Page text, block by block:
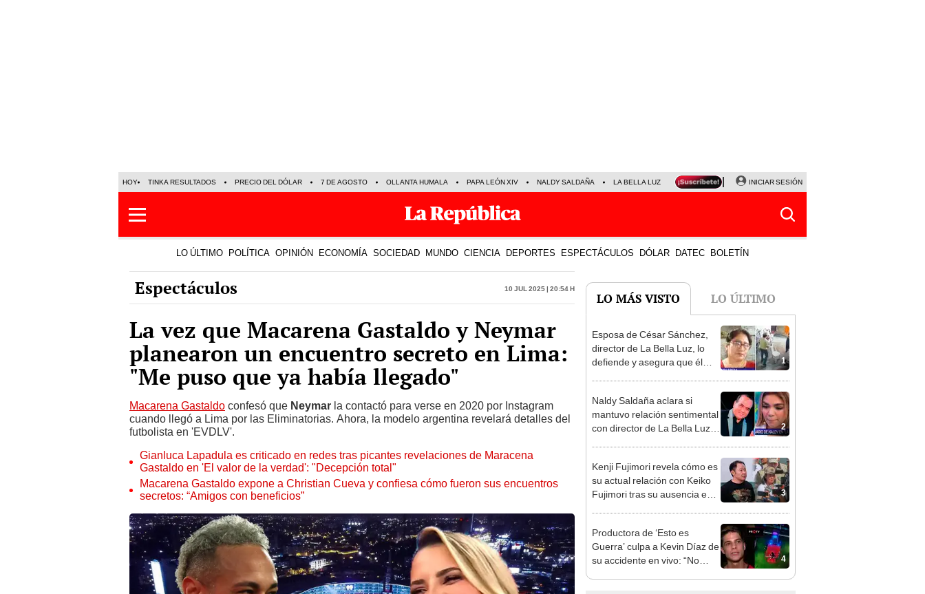
HOY TINKA RESULTADOS PRECIO DEL DÓLAR 7 DE AGOSTO OLLANTA HUMALA PAPA LEÓN XIV NALDY SALDAÑA LA BELLA LUZ MAGALY MEDINA SINUANO RESULTADOS HOY
INICIAR SESIÓN
LO ÚLTIMO POLÍTICA OPINIÓN ECONOMÍA SOCIEDAD MUNDO CIENCIA DEPORTES ESPECTÁCULOS DÓLAR DATEC BOLETÍN
Espectáculos 10 Jul 2025 | 20:54 h
La vez que Macarena Gastaldo y Neymar
planearon un encuentro secreto en Lima:
"Me puso que ya había llegado"
Macarena Gastaldo confesó que Neymar la contactó para verse en 2020 por Instagram
cuando llegó a Lima por las Eliminatorias. Ahora, la modelo argentina revelará detalles del
futbolista en 'EVDLV'.
Gianluca Lapadula es criticado en redes tras picantes revelaciones de Maracena
Gastaldo en 'El valor de la verdad': "Decepción total"
Macarena Gastaldo expone a Christian Cueva y confiesa cómo fueron sus encuentros
secretos: “Amigos con beneficios”
LO MÁS VISTO LO ÚLTIMO
1
Esposa de César Sánchez,
director de La Bella Luz, lo
defiende y asegura que él
dos años"
2
Naldy Saldaña aclara si
mantuvo relación sentimental
con director de La Bella Luz
bajo”
3
Kenji Fujimori revela cómo es
su actual relación con Keiko
Fujimori tras su ausencia en
4
Productora de ‘Esto es
Guerra’ culpa a Kevin Díaz de
su accidente en vivo: “No